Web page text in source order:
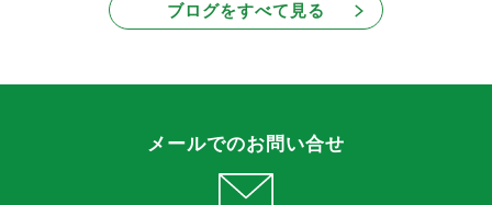
ブログをすべて見る
メールでのお問い合せ